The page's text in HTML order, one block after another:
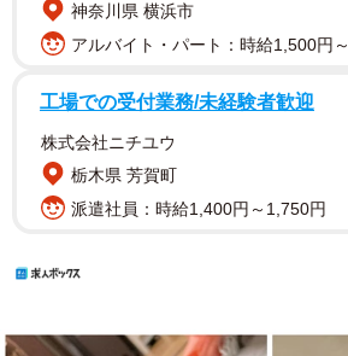
神奈川県 横浜市
アルバイト・パート：時給1,500円～
工場での受付業務/未経験者歓迎
株式会社ニチユウ
栃木県 芳賀町
派遣社員：時給1,400円～1,750円